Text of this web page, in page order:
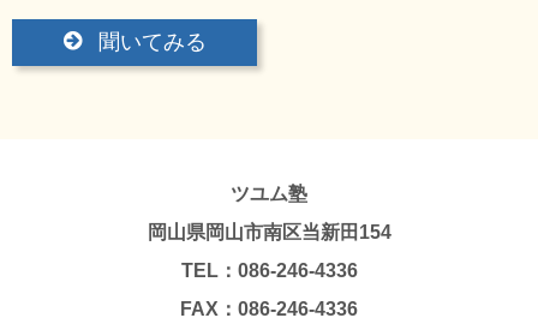
聞いてみる
ツユム塾
岡山県岡山市南区当新田154
TEL：086-246-4336
FAX：086-246-4336